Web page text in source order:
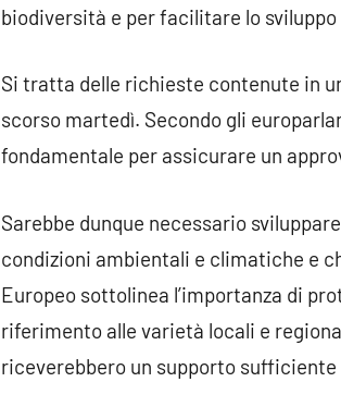
biodiversità e per facilitare lo
Si tratta delle richieste contenute in
scorso martedì. Secondo gli
fondamentale per assicurare un
Sarebbe dunque necessario
condizioni ambientali e climatiche e
Europeo sottolinea l’importanza di
riferimento alle varietà locali e
riceverebbero un supporto